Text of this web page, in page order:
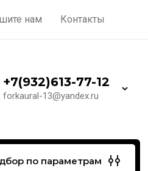
нам Контакты
+7(932)613-77-12
forkaural-13@yandex.ru
по параметрам